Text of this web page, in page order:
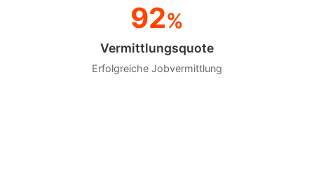
92%
Vermittlungsquote
Erfolgreiche Jobvermittlung